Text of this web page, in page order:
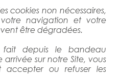
cookies non nécessaires,
navigation et votre
être dégradées.
depuis le bandeau
sur notre Site, vous
ou refuser les